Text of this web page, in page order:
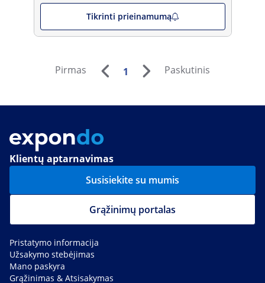
Tikrinti prieinamumą
Pirmas 1 Paskutinis
Klientų aptarnavimas
Susisiekite su mumis
Grąžinimų portalas
Pristatymo informacija
Užsakymo stebėjimas
Mano paskyra
Grąžinimas & Atsisakymas